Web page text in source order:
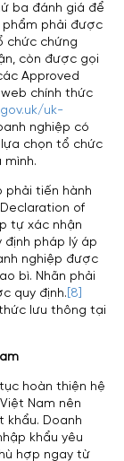
ba đánh giá để
phẩm phải được
chức chứng
còn được gọi
Approved
chính thức
uk-
nghiệp có
chọn tổ chức
mình.
phải tiến hành
of
tự xác nhận
định pháp lý áp
nghiệp được
bì. Nhãn phải
quy định. [8]
lưu thông tại
hoàn thiện hệ
Nam nên
khẩu. Doanh
khẩu yêu
hợp ngay từ